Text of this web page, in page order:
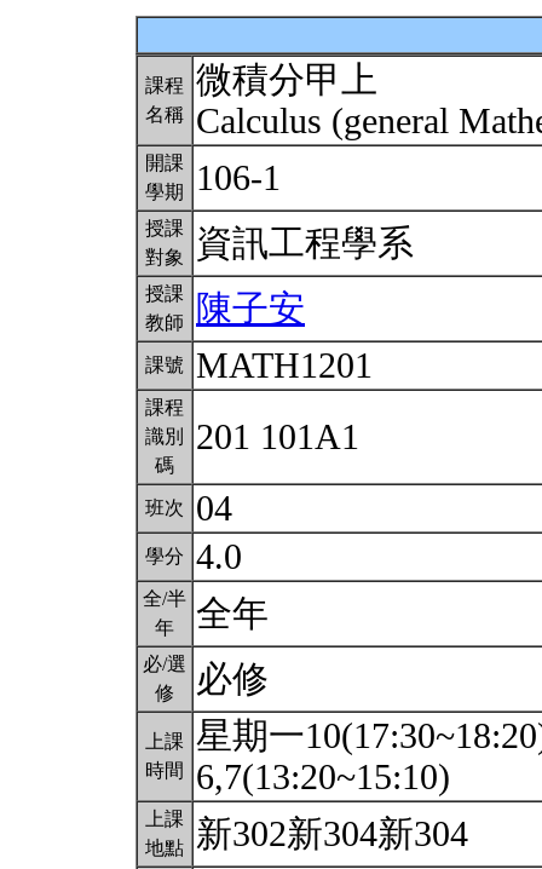
課程
名稱
微積分甲上
Calculus (general
開課
學期
106-1
授課
對象
資訊工程學系
授課
教師
陳子安
課號 MATH1201
課程
識別
碼
201 101A1
班次 04
學分 4.0
全/半
年
全年
必/選
修
必修
上課
時間
星期一
6,7(13:20~15:10)
上課
地點
新302新304新304